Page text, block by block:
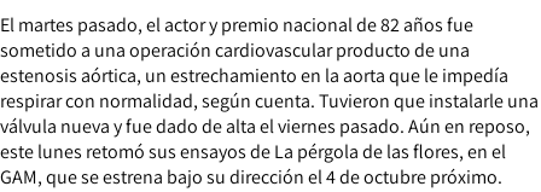
El martes pasado, el actor y premio nacional de 82 años fue
sometido a una operación cardiovascular producto de una
estenosis aórtica, un estrechamiento en la aorta que le impedía
respirar con normalidad, según cuenta. Tuvieron que instalarle una
válvula nueva y fue dado de alta el viernes pasado. Aún en reposo,
este lunes retomó sus ensayos de La pérgola de las flores, en el
GAM, que se estrena bajo su dirección el 4 de octubre próximo.